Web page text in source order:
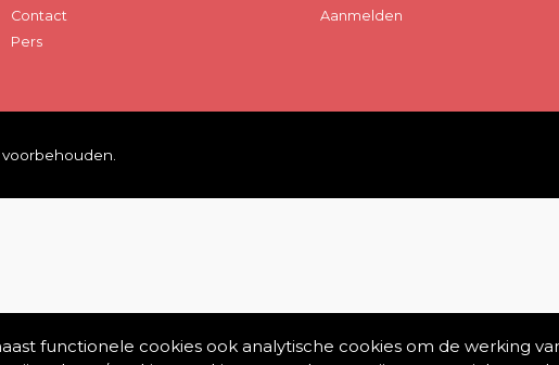
Contact
Pers
Aanmelden
functionele cookies ook analytische cookies om de werking